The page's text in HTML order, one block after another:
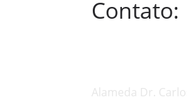
Contato:
Alameda Dr.